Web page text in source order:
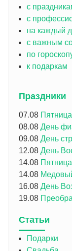
с
с
на каждый
с важным
по
к подаркам
Праздники
07.08 Пятница
08.08 День
09.08 День
12.08 День
14.08 Пятница
14.08
16.08 День
19.08
Статьи
Подарки